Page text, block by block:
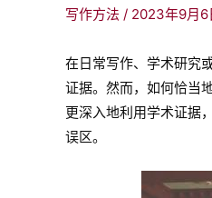
写作方法 / 2023年9月6
在日常写作、学术研究
证据。然而，如何恰当
更深入地利用学术证据
误区。